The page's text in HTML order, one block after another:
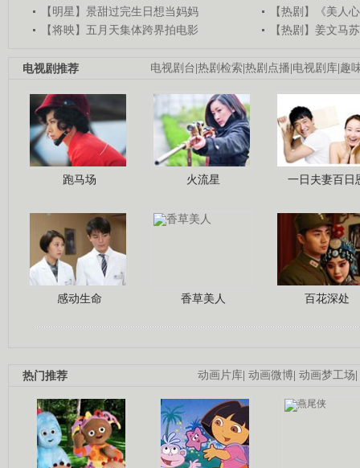
【明星】景甜过完生日想当妈妈
【热剧】《美人
【将映】五月天集体跨界拍电影
【热剧】姜文马
电视剧台|热剧检索|热剧点播|电视剧库|趣
电视剧推荐
跑马场 火流星 一日夫妻百日
感动生命 香草美人 百花深处
动画片库| 动画微博| 动画梦工场|
热门推荐